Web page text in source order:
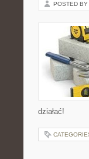
POSTED BY
działać!